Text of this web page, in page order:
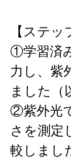
【ステ
①学習済
力し、紫
ました（
②紫外光
さを測定
較しまし